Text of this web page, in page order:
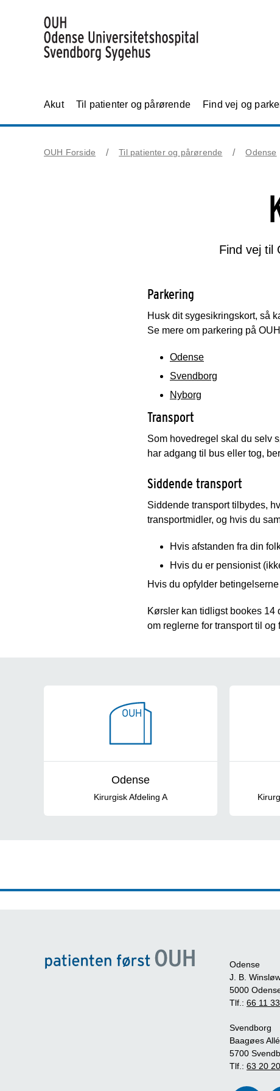
Akut Til patienter og pårørende Find vej og
OUH Forside Til patienter og pårørende Odense
Find vej til
Parkering
Husk dit sygesikringskort, så
Se mere om parkering på
Odense
Svendborg
Nyborg
Transport
Som hovedregel skal du selv
har adgang til bus eller tog,
Siddende transport
Siddende transport tilbydes,
transportmidler, og hvis du
Hvis afstanden fra din
Hvis du er pensionist
Hvis du opfylder
Kørsler kan tidligst bookes
om reglerne for transport til
Odense
Kirurgisk Afdeling A
Odense
J. B.
5000
Tlf.: 66 11
Svendborg
Baagøes
5700
Tlf.: 63 20